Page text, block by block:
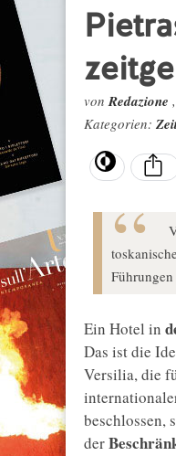
vonRedazione
Kategorien:
Ein Hotel in
Das ist die
Versilia, die
beschlossen,
der